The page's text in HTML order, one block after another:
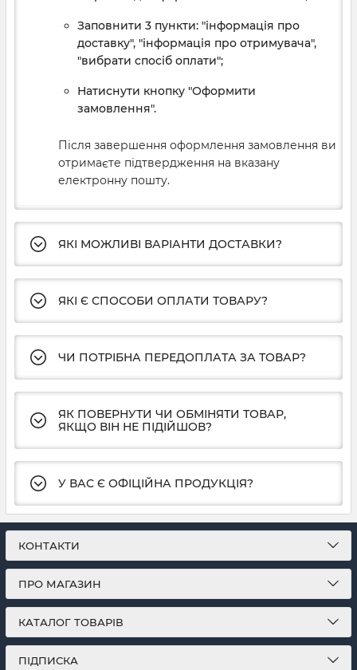
Заповнити 3 пункти: "інформація про
доставку", "інформація про отримувача",
"вибрати спосіб оплати";
Натиснути кнопку "Оформити
замовлення".
Після завершення оформлення замовлення ви
отримаєте підтвердження на вказану
електронну пошту.
ЯКІ МОЖЛИВІ ВАРІАНТИ ДОСТАВКИ?
ЯКІ Є СПОСОБИ ОПЛАТИ ТОВАРУ?
ЧИ ПОТРІБНА ПЕРЕДОПЛАТА ЗА ТОВАР?
ЯК ПОВЕРНУТИ ЧИ ОБМІНЯТИ ТОВАР,
ЯКЩО ВІН НЕ ПІДІЙШОВ?
У ВАС Є ОФІЦІЙНА ПРОДУКЦІЯ?
КОНТАКТИ
ПРО МАГАЗИН
КАТАЛОГ ТОВАРІВ
ПІДПИСКА